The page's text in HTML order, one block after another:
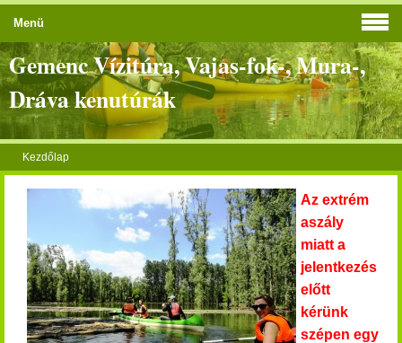
Gemenc Vízitúra, Vajas-fok-, Mura-,
Dráva kenutúrák
Kezdőlap
Az extrém
aszály
miatt a
jelentkezés
előtt
kérünk
szépen egy
Menü